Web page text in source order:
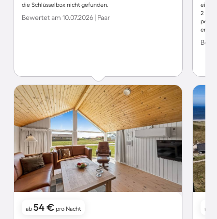
die Schlüsselbox nicht gefunden.
Bewertet am 10.07.2026 | Paar
ab 54 € pro Nacht
einen
2
ab